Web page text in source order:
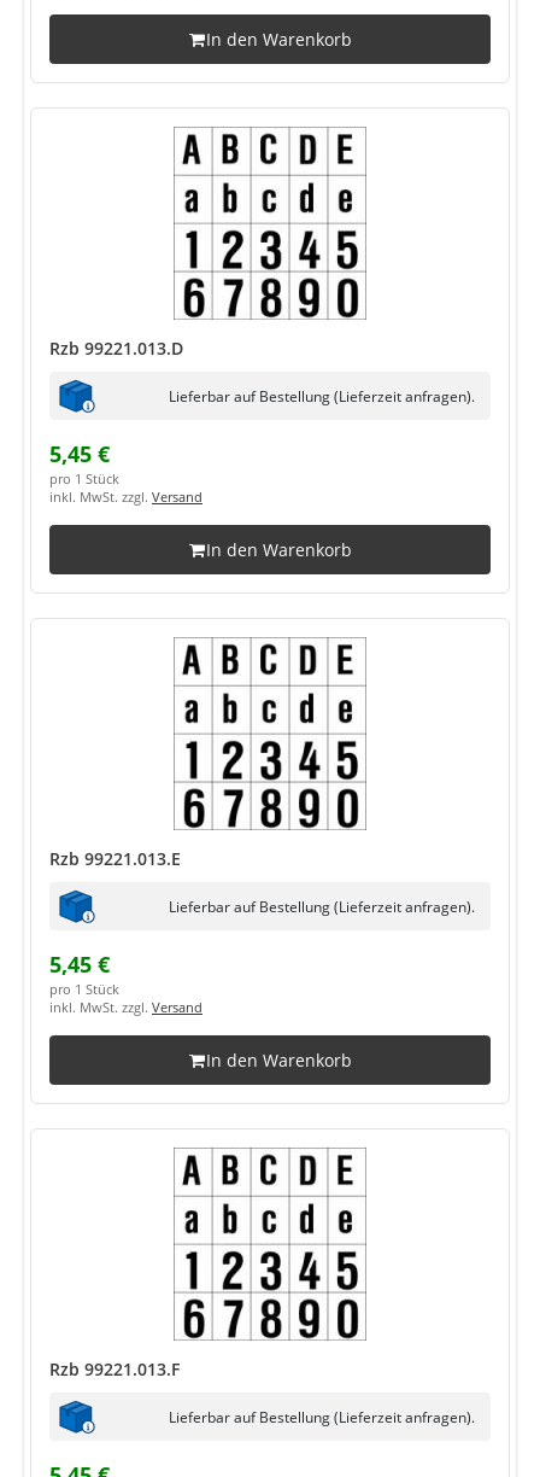
In den Warenkorb
Rzb 99221.013.D
Lieferbar auf Bestellung (Lieferzeit anfragen).
5,45 €
pro 1 Stück
inkl. MwSt. zzgl. Versand
In den Warenkorb
Rzb 99221.013.E
Lieferbar auf Bestellung (Lieferzeit anfragen).
5,45 €
pro 1 Stück
inkl. MwSt. zzgl. Versand
In den Warenkorb
Rzb 99221.013.F
Lieferbar auf Bestellung (Lieferzeit anfragen).